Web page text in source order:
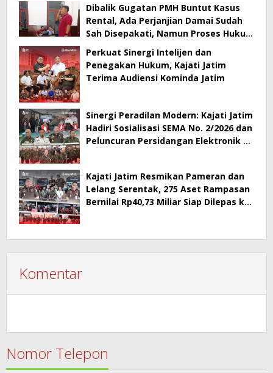
Dibalik Gugatan PMH Buntut Kasus
Rental, Ada Perjanjian Damai Sudah
Sah Disepakati, Namun Proses Hukum
Berlanjut
Perkuat Sinergi Intelijen dan
Penegakan Hukum, Kajati Jatim
Terima Audiensi Kominda Jatim
Sinergi Peradilan Modern: Kajati Jatim
Hadiri Sosialisasi SEMA No. 2/2026 dan
Peluncuran Persidangan Elektronik di
Kajati Jatim Resmikan Pameran dan
Lelang Serentak, 275 Aset Rampasan
Bernilai Rp40,73 Miliar Siap Dilepas ke
Komentar
Nomor Telepon